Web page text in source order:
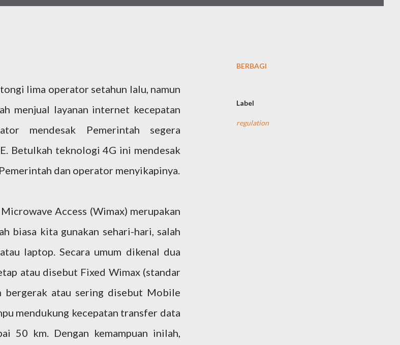
lima operator setahun lalu, namun
menjual layanan internet kecepatan
mendesak Pemerintah segera
Betulkah teknologi 4G ini mendesak
dan operator menyikapinya.
Access (Wimax) merupakan
biasa kita gunakan sehari-hari, salah
laptop. Secara umum dikenal dua
atau disebut Fixed Wimax (standar
bergerak atau sering disebut Mobile
mendukung kecepatan transfer data
50 km. Dengan kemampuan inilah,
BERBAGI
Label
regulation